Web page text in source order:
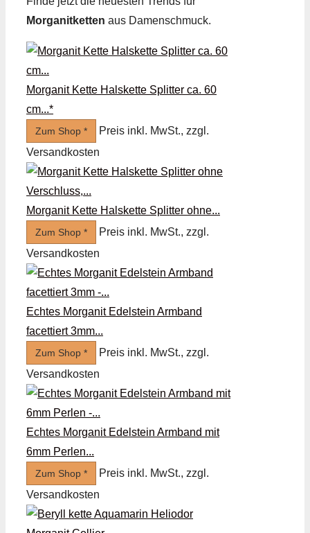
Morganit­ketten aus Damenschmuck.
Morganit Kette Halskette Splitter ca. 60
cm...*
Zum Shop *
Preis inkl. MwSt., zzgl.
Versandkosten
Morganit Kette Halskette Splitter ohne...
Zum Shop *
Preis inkl. MwSt., zzgl.
Versandkosten
Echtes Morganit Edelstein Armband
facettiert 3mm...
Zum Shop *
Preis inkl. MwSt., zzgl.
Versandkosten
Echtes Morganit Edelstein Armband mit
6mm Perlen...
Zum Shop *
Preis inkl. MwSt., zzgl.
Versandkosten